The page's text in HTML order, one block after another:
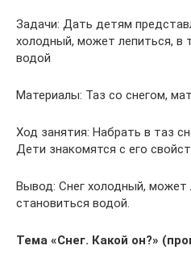
Задачи: Дать детям
холодный, может лепиться, в
водой
Материалы: Таз со снегом,
Ход занятия: Набрать в таз
Дети знакомятся с его
Вывод: Снег холодный, может
становиться водой.
Тема «Снег. Какой он?»